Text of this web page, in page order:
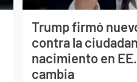
Trump firmó
contra la
nacimiento en
cambia